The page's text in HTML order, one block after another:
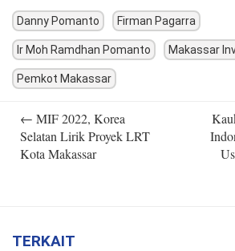
Danny Pomanto Firman Pagarra
Ir Moh Ramdhan Pomanto Makassar
Pemkot Makassar
navigation
← MIF 2022, Korea
Selatan Lirik Proyek LRT
Kota Makassar
TERKAIT